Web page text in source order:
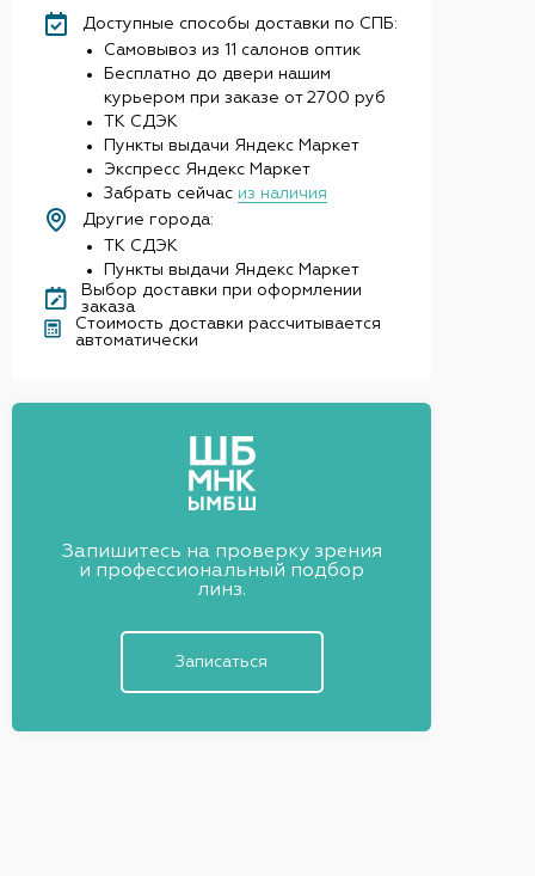
Доступные способы доставки по СПБ:
Самовывоз из 11 салонов оптик
Бесплатно до двери нашим
курьером при заказе от 2700 руб
ТК СДЭК
Пункты выдачи Яндекс Маркет
Экспресс Яндекс Маркет
Забрать сейчас из наличия
Другие города:
ТК СДЭК
Пункты выдачи Яндекс Маркет
Выбор доставки при оформлении
заказа
Стоимость доставки рассчитывается
автоматически
Запишитесь на проверку зрения
и профессиональный подбор
линз.
Записаться